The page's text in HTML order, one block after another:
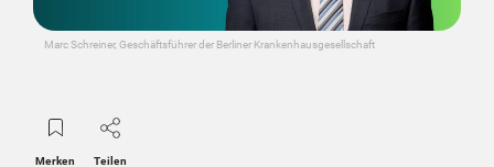
Marc Schreiner, Geschäftsführer der Berliner Krankenhausgesellschaft
Merken Teilen